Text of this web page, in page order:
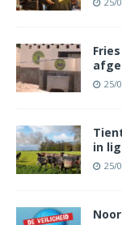
25/
in
25/